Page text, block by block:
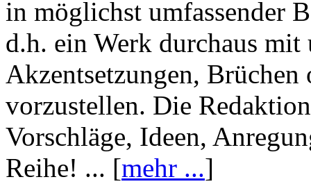
in möglichst umfassender
d.h. ein Werk durchaus mit
Akzentsetzungen, Brüchen
vorzustellen. Die
Vorschläge, Ideen,
Reihe! ... [mehr ...]